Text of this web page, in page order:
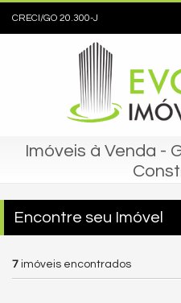
CRECI/GO 20.300-J
Imóveis à Venda -
Encontre seu Imóvel
7 imóveis encontrados